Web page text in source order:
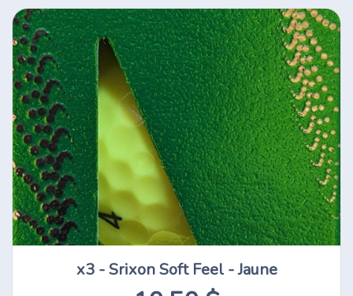
x3 - Srixon Soft Feel - Jaune